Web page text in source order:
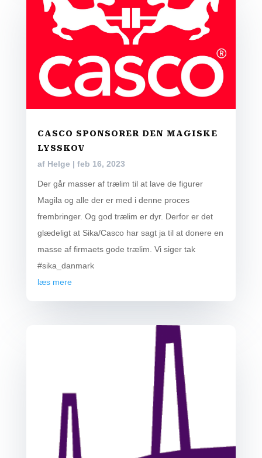
CASCO SPONSORER DEN MAGISKE
LYSSKOV
af Helge | feb 16, 2023
Der går masser af trælim til at lave de figurer
Magila og alle der er med i denne proces
frembringer. Og god trælim er dyr. Derfor er det
glædeligt at Sika/Casco har sagt ja til at donere en
masse af firmaets gode trælim. Vi siger tak
#sika_danmark
læs mere